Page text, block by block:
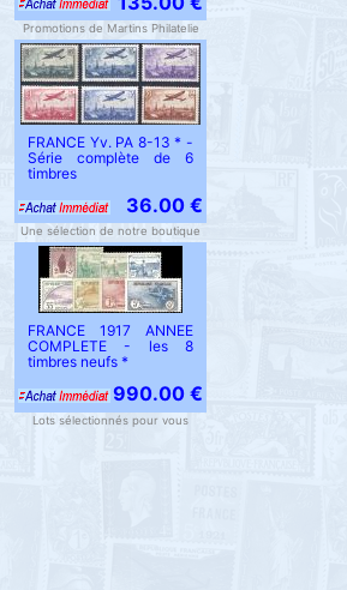
Promotions de Martins Philatelie
FRANCE Yv. PA 8-13 * -
Série complète de 6
timbres
36.00 €
Une sélection de notre boutique
FRANCE 1917 ANNEE
COMPLETE - les 8
timbres neufs *
990.00 €
Lots sélectionnés pour vous